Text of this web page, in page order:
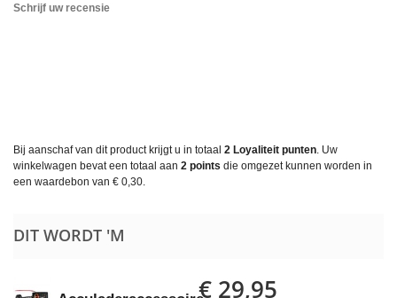
Schrijf uw recensie
Bij aanschaf van dit product krijgt u in totaal 2 Loyaliteit punten. Uw
winkelwagen bevat een totaal aan 2 points die omgezet kunnen worden in
een waardebon van € 0,30.
DIT WORDT 'M
€ 29,95